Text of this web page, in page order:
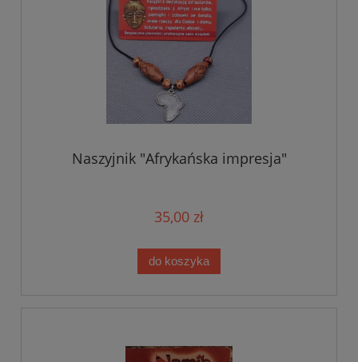
Naszyjnik "Afrykańska impresja"
35,00 zł
do koszyka